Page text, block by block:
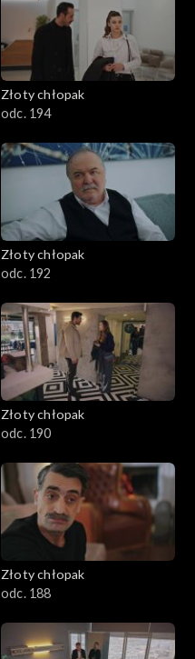
Złoty chłopak
odc. 194
Złoty chłopak
odc. 192
Złoty chłopak
odc. 190
Złoty chłopak
odc. 188